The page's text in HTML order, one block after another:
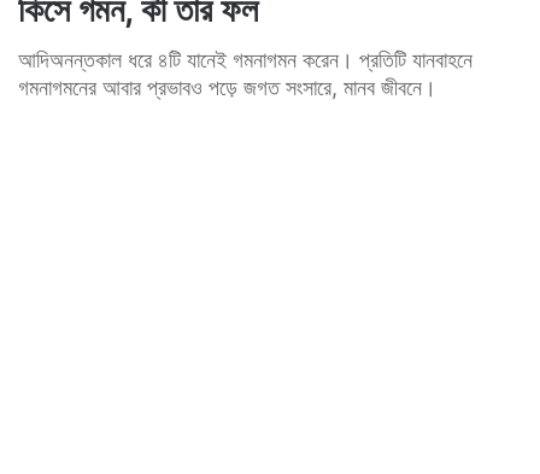
কিসে গমন, কী তার ফল
আদিঅনন্তকাল ধরে ৪টি যানেই গমনাগমন করেন। প্রতিটি যানবাহনে
গমনাগমনের আবার প্রভাবও পড়ে জগত সংসারে, মানব জীবনে।